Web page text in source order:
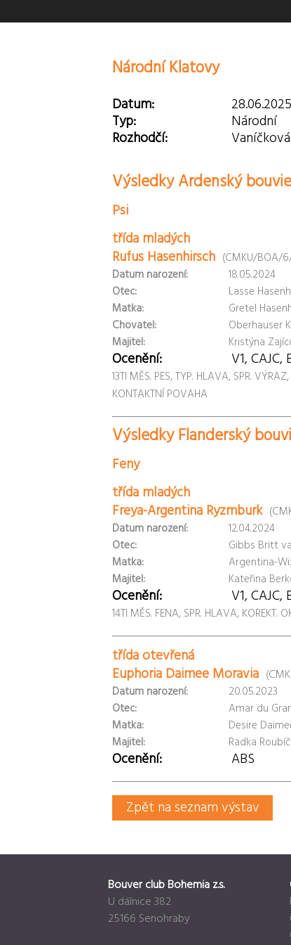
Národní Klatovy
Datum:
28.06.2025
Typ:
Národní
Rozhodčí:
Výsledky Ardenský
Psi
třída mladých
Rufus Hasenhirsch (CMKU/BOA/
Datum narození:
18.05.2024
Otec:
Lasse
Matka:
Gretel
Chovatel:
Oberhauser
Majitel:
Kristýna
Ocenění: V1, CAJC,
13TI MĚS. PES, TYP. HLAVA, SPR.
KONTAKTNÍ POVAHA
Výsledky Flanderský
Feny
třída mladých
Freya-Argentina Ryzmburk
Datum narození:
12.04.2024
Otec:
Gibbs Britt
Matka:
Argentina-
Majitel:
Kateřina
Ocenění: V1, CAJC,
14TI MĚS. FENA, SPR. HLAVA, KOREKT.
třída otevřená
Euphoria Daimee Moravia
Datum narození:
20.05.2023
Otec:
Amar du
Matka:
Desire
Majitel:
Radka
Ocenění: ABS
Zpět na seznam výstav
Bouver club Bohemia z.s.
U dálnice 382
25166 Senohraby